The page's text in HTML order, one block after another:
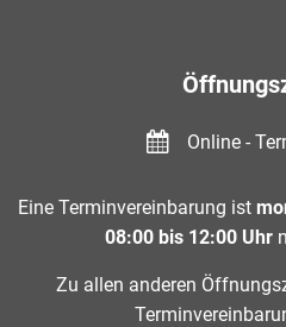
Online -
Eine Terminvereinbarung ist
08:00 bis 12:00 Uhr
Zu allen anderen